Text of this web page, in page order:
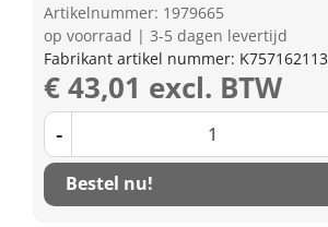
Artikelnummer: 1979665
op voorraad | 3-5 dagen levertijd
Fabrikant artikel nummer: K757162113
€ 43,01 excl. BTW
-
Bestel nu!